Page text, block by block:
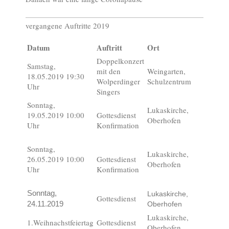
vergangene Auftritte 2019
Datum Auftritt Ort
Samstag,
18.05.2019 19:30
Uhr
Doppelkonzert
mit den
Wolperdinger
Singers
Weingarten,
Schulzentrum
Sonntag,
19.05.2019 10:00
Uhr
Gottesdienst
Konfirmation
Lukaskirche,
Oberhofen
Sonntag,
26.05.2019 10:00
Uhr
Gottesdienst
Konfirmation
Lukaskirche,
Oberhofen
Sonntag,
24.11.2019
Gottesdienst
Lukaskirche,
Oberhofen
1.Weihnachstfeiertag Gottesdienst
Lukaskirche,